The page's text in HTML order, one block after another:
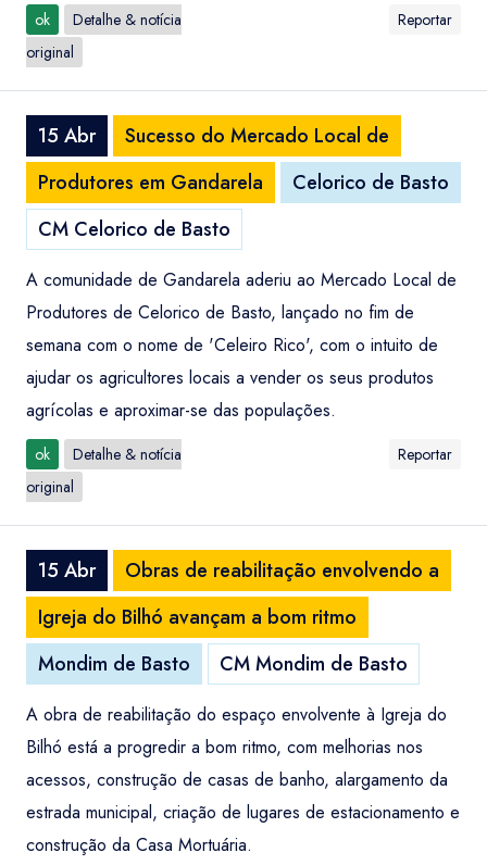
ok
Detalhe & notícia
original
Reportar
15 Abr
Sucesso do Mercado Local de
Produtores em Gandarela
Celorico de Basto
CM Celorico de Basto
A comunidade de Gandarela aderiu ao Mercado Local de
Produtores de Celorico de Basto, lançado no fim de
semana com o nome de 'Celeiro Rico', com o intuito de
ajudar os agricultores locais a vender os seus produtos
agrícolas e aproximar-se das populações.
ok
Detalhe & notícia
original
Reportar
15 Abr
Obras de reabilitação envolvendo a
Igreja do Bilhó avançam a bom ritmo
Mondim de Basto
CM Mondim de Basto
A obra de reabilitação do espaço envolvente à Igreja do
Bilhó está a progredir a bom ritmo, com melhorias nos
acessos, construção de casas de banho, alargamento da
estrada municipal, criação de lugares de estacionamento e
construção da Casa Mortuária.